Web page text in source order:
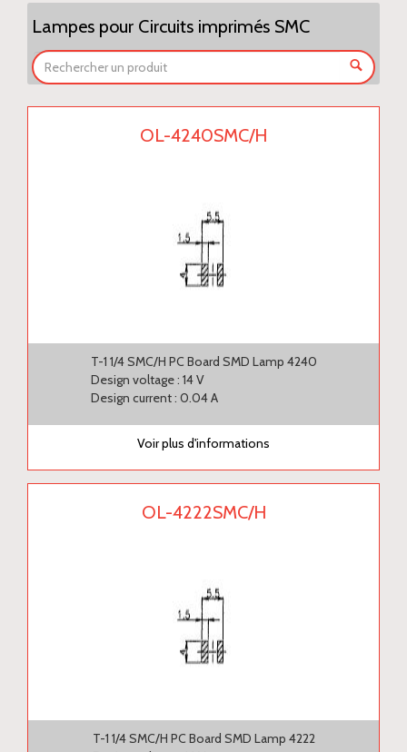
Lampes pour Circuits imprimés SMC
OL-4240SMC/H
T-1 1/4 SMC/H PC Board SMD Lamp 4240
Design voltage : 14 V
Design current : 0.04 A
Voir plus d'informations
OL-4222SMC/H
T-1 1/4 SMC/H PC Board SMD Lamp 4222